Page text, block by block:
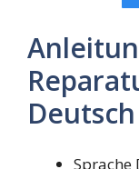
Deutsch
Sprache